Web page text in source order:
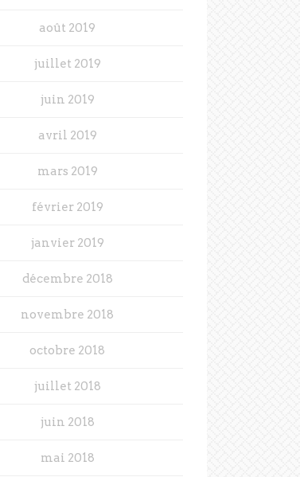
août 2019
juillet 2019
juin 2019
avril 2019
mars 2019
février 2019
janvier 2019
décembre 2018
novembre 2018
octobre 2018
juillet 2018
juin 2018
mai 2018